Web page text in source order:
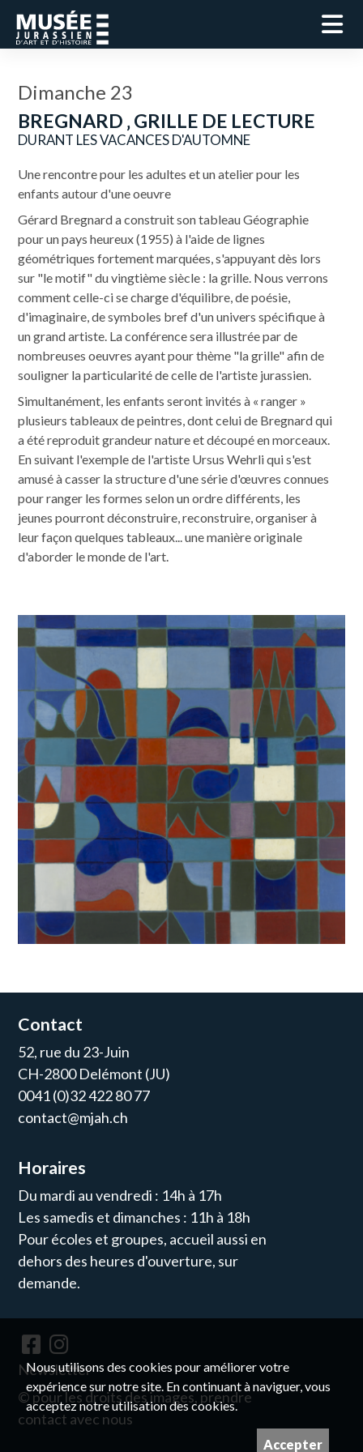
Dimanche 23
BREGNARD ‚ GRILLE DE LECTURE
DURANT LES VACANCES D'AUTOMNE
Une rencontre pour les adultes et un atelier pour les
enfants autour d'une oeuvre
Gérard Bregnard a construit son tableau Géographie
pour un pays heureux (1955) à l'aide de lignes
géométriques fortement marquées, s'appuyant dès lors
sur "le motif" du vingtième siècle : la grille. Nous verrons
comment celle-ci se charge d'équilibre, de poésie,
d'imaginaire, de symboles bref d'un univers spécifique à
un grand artiste. La conférence sera illustrée par de
nombreuses oeuvres ayant pour thème "la grille" afin de
souligner la particularité de celle de l'artiste jurassien.
Simultanément, les enfants seront invités à « ranger »
plusieurs tableaux de peintres, dont celui de Bregnard qui
a été reproduit grandeur nature et découpé en morceaux.
En suivant l'exemple de l'artiste Ursus Wehrli qui s'est
amusé à casser la structure d'une série d'œuvres connues
pour ranger les formes selon un ordre différents, les
jeunes pourront déconstruire, reconstruire, organiser à
leur façon quelques tableaux... une manière originale
d'aborder le monde de l'art.
Contact
52, rue du 23-Juin
CH-2800 Delémont (JU)
0041 (0)32 422 80 77
contact@mjah.ch
Horaires
Du mardi au vendredi : 14h à 17h
Les samedis et dimanches : 11h à 18h
Pour écoles et groupes, accueil aussi en
dehors des heures d'ouverture, sur
demande.
Newsletter
© pour les droits des images, prendre
contact avec nous
Nous utilisons des cookies pour améliorer votre
expérience sur notre site. En continuant à naviguer, vous
acceptez notre utilisation des cookies.
Accepter